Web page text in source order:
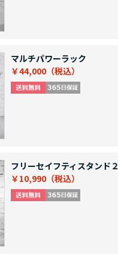
マルチパワーラック
￥44,000
フリーセイフティスタンド２
￥10,990